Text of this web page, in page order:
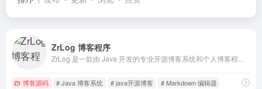
ZrLog 博客程序
博客源码 # Java 博客系统 # java开源博客 # Markdown 编辑器